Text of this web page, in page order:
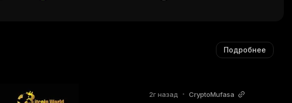
Подробнее
2г назад • CryptoMufasa